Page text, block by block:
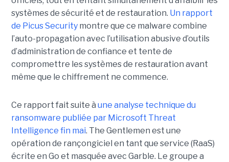
systèmes de sécurité et de restauration. Un rapport
de Picus Securitymontre que ce malware combine
l’auto-propagation avec l’utilisation abusive d’outils
d’administration de confiance et tente de
compromettre les systèmes de restauration avant
même que le chiffrement ne commence.
Ce rapport fait suite à une analyse technique du
ransomware publiée par Microsoft Threat
Intelligence fin mai. The Gentlemen est une
opération de rançongiciel en tant que service (RaaS)
écrite en Go et masquée avec Garble. Le groupe a